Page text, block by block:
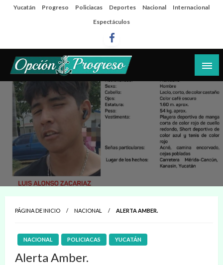
SaltaYucatán Progreso Policiacas Deportes Nacional
Internacional
Espectáculos
Opción Progreso
Las noticias del día a día del puerto
PÁGINA DE INICIO NACIONAL ALERTA AMBER.
NACIONAL POLICIACAS YUCATÁN
Alerta Amber.